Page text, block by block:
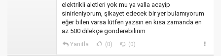
elektrikli aletleri yok mu ya valla acayip
sinirleniyorum, şikayet edecek bir yer bulamıyorum
eğer bilen varsa lütfen yazsın en kısa zamanda en
az 500 dilekçe gönderebilirim
Yanıtla (0) (0)